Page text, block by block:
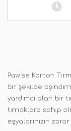
Pawise Karton
bir şekilde
yardımcı olan bir
tırnaklara sahip
eşyalarınızın